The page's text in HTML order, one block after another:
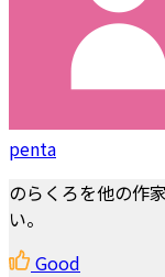
penta
のらくろを他の作
い。
Good